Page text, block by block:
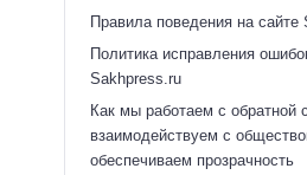
Правила поведения на сайте
Политика исправления
Sakhpress.ru
Как мы работаем с обратной
взаимодействуем с
обеспечиваем прозрачность